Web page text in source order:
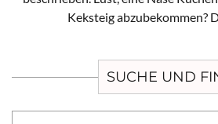
Keksteig abzubekommen?
SUCHE UND